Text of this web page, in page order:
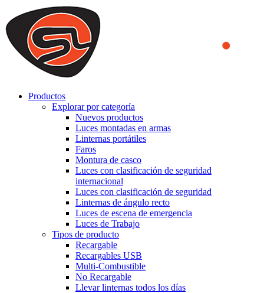
We use cookies to ensure that we provide you the best experience
on our website. By continuing to browse this website, you accept
that cookies are used to help us analyze how the website is used and
to offer you a better experience. To learn more or to find out how
you can disable cookies, you can access our
Productos
Explorar por categoría
Nuevos productos
Luces montadas en armas
Linternas portátiles
Faros
Montura de casco
Luces con clasificación de seguridad
internacional
Luces con clasificación de seguridad
Linternas de ángulo recto
Luces de escena de emergencia
Luces de Trabajo
Tipos de producto
Recargable
Recargables USB
Multi-Combustible
No Recargable
Llevar linternas todos los días